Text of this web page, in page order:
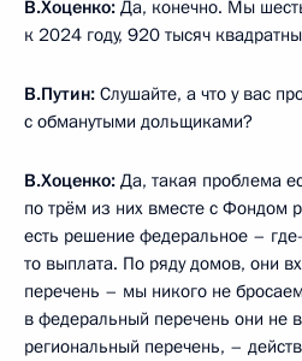
В.Хоценко: Да, конечно. Мы
к 2024 году, 920 тысяч
В.Путин: Слушайте, а что у вас
с обманутыми дольщиками?
В.Хоценко: Да, такая проблема
по трём из них вместе с Фондом
есть решение федеральное –
то выплата. По ряду домов, они
перечень – мы никого не
в федеральный перечень они не
региональный перечень, –